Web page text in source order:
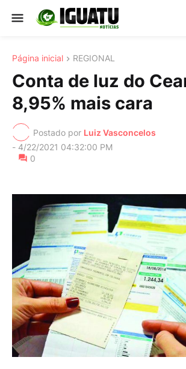
Página inicial REGIONAL
Conta de luz do
8,95% mais cara
Postado por Luiz Vasconcelos
- 4/22/2021 04:32:00 PM
0